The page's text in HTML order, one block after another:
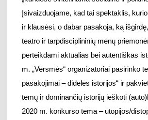
2020 m. konkurso tema – utopijos/
dabartinės
lietuvių dramaturgijos ir
ypač
tekstų tokiam teatrui radimąsi
,
vaidmens pasirinkimą formuoja ir
institucinės pastangos, skat inamas
tikroms temoms ir jas
dramos ir
teatro formoms.
Apibendrinant dramaturgo vaidmenis